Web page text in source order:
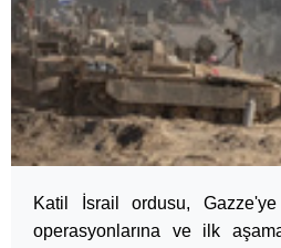
Katil İsrail ordusu, Gazze'ye
operasyonlarına ve ilk